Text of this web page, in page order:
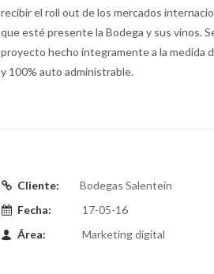
recibir el roll out de los mercados
que esté presente la Bodega y sus vinos.
proyecto hecho íntegramente a la medida
y 100% auto administrable.
Cliente:
Bodegas Salentein
Fecha:
17-05-16
Área:
Marketing digital